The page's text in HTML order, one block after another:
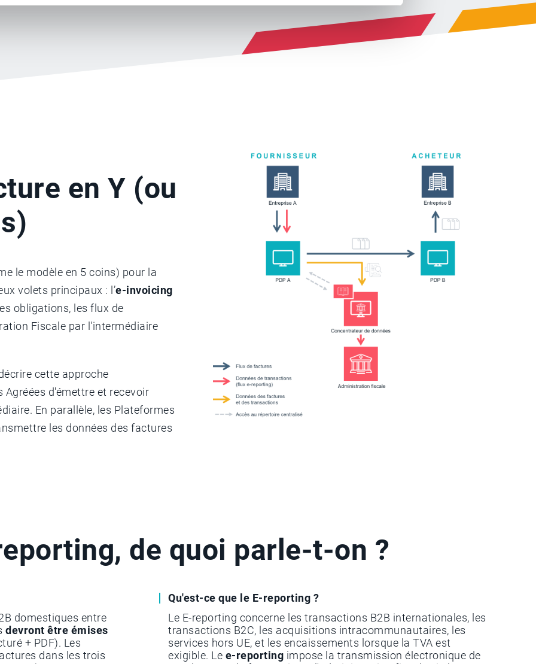
en Y (ou
le modèle en 5 coins) pour la
volets principaux : l’e-invoicing
obligations, les flux de
Fiscale par l'intermédiaire
cette approche
d'émettre et recevoir
En parallèle, les Plateformes
les données des factures
de quoi parle-t-on ?
domestiques entre
devront être émises
+ PDF). Les
dans les trois
Qu'est-ce que le E-reporting ?
Le E-reporting concerne les transactions B2B internationales, les
transactions B2C, les acquisitions intracommunautaires, les
services hors UE, et les encaissements lorsque la TVA est
exigible. Le e-reporting impose la transmission électronique de